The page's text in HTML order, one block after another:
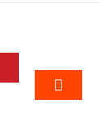
PINTEREST